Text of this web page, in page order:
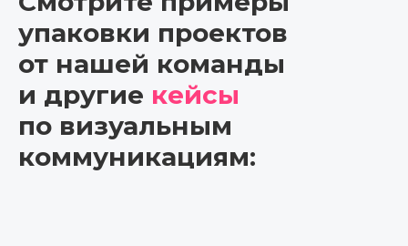
упаковки проектов
от нашей команды
и другие кейсы
по визуальным
коммуникациям: